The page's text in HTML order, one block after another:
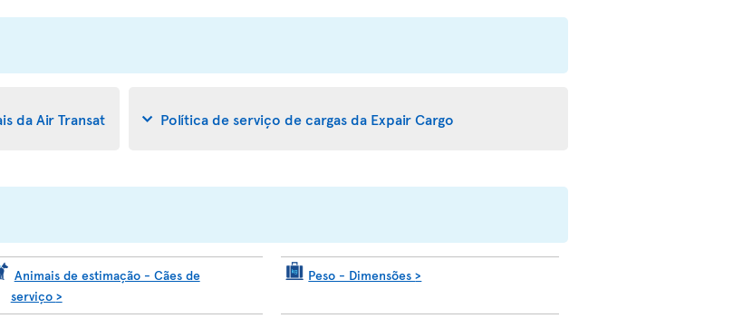
da Air Transat Política de serviço de cargas da Expair Cargo
Animais de estimação - Cães de
serviço >
Peso - Dimensões>